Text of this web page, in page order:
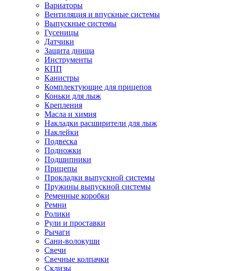
Вариаторы
Вентиляция и впускные системы
Выпускные системы
Гусеницы
Датчики
Защита днища
Инструменты
КПП
Канистры
Комплектующие для прицепов
Коньки для лыж
Крепления
Масла и химия
Накладки расширители для лыж
Наклейки
Подвеска
Подножки
Подшипники
Прицепы
Прокладки выпускной системы
Пружины выпускной системы
Ременные коробки
Ремни
Ролики
Рули и проставки
Рычаги
Сани-волокуши
Свечи
Свечные колпачки
Склизы